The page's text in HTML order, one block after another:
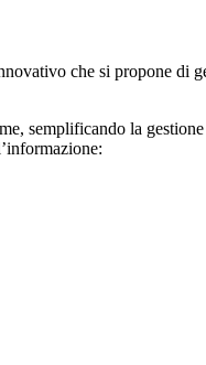
che si propone di
semplificando la